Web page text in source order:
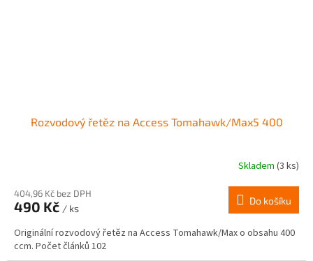
Rozvodový řetěz na Access Tomahawk/Max5 400
Skladem (3 ks)
404,96 Kč bez DPH
490 Kč / ks
Do košíku
Originální rozvodový řetěz na Access Tomahawk/Max o obsahu 400
ccm. Počet článků 102